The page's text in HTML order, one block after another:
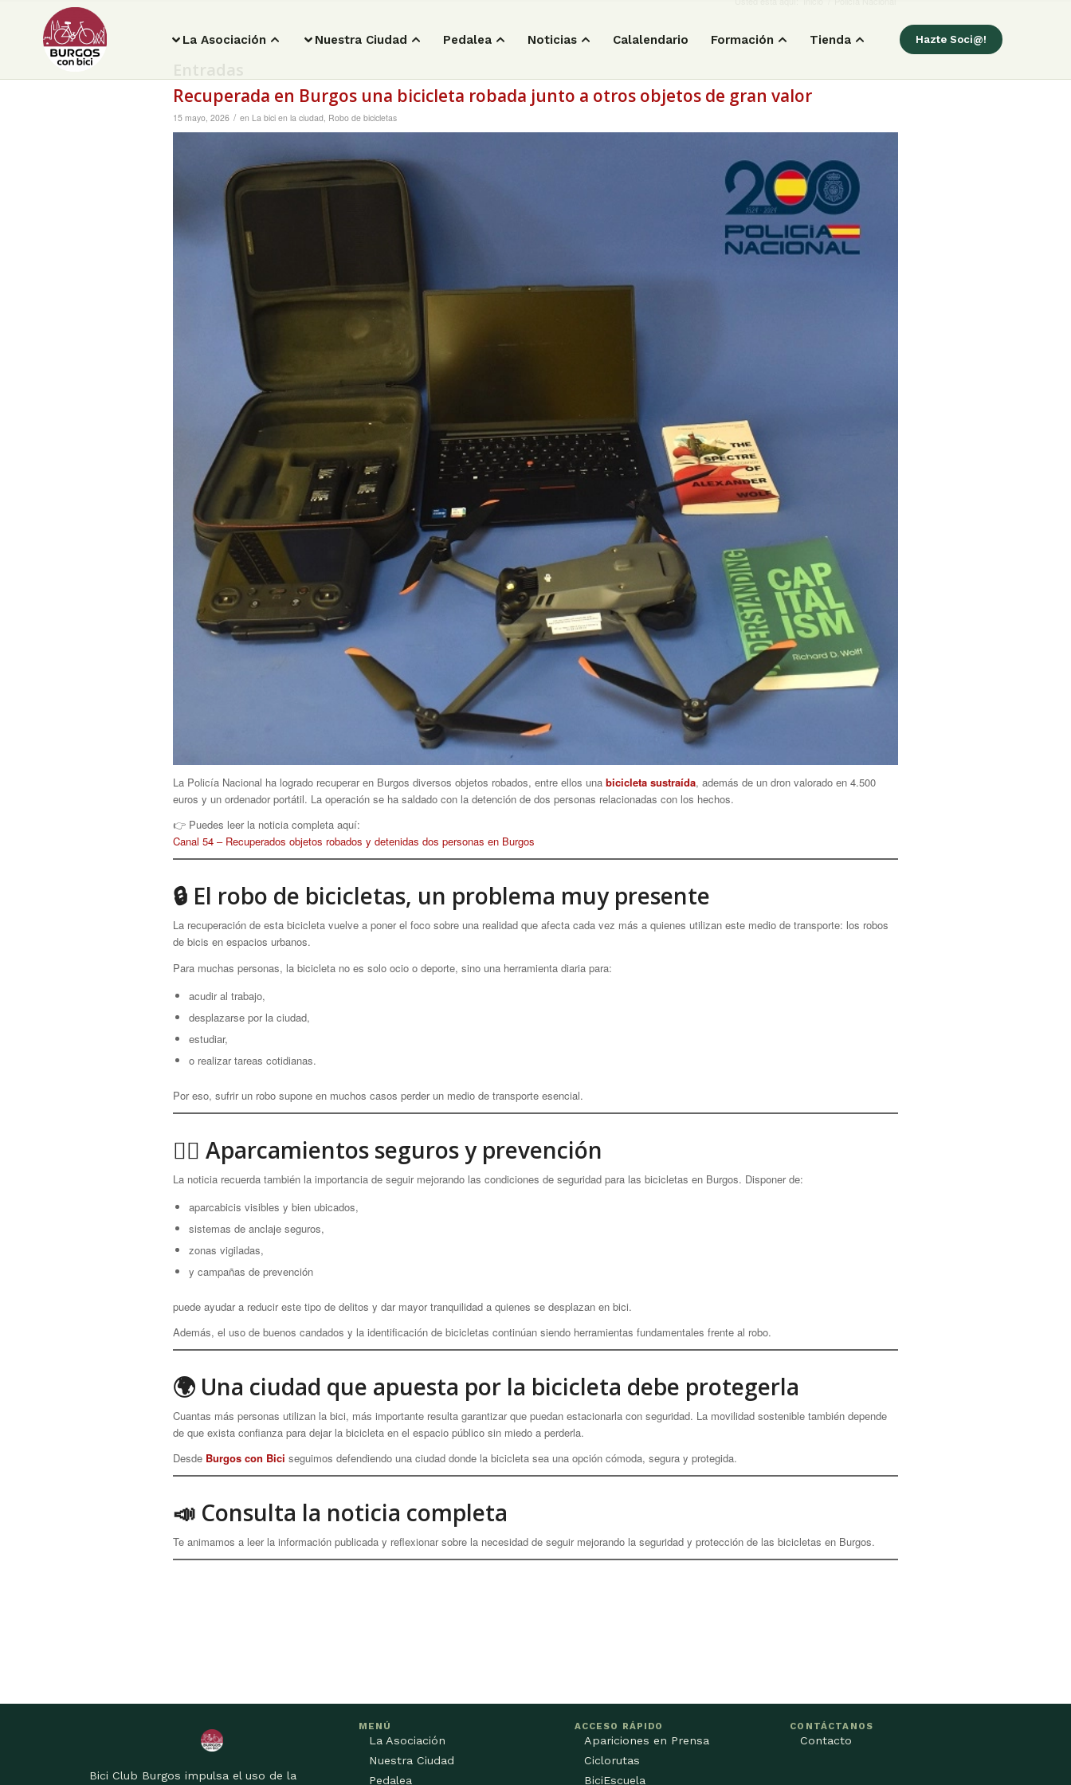
La Asociación Nuestra Ciudad Pedalea Noticias Calalendario Formación Tienda Hazte Soci@!
Recuperada en Burgos una bicicleta robada junto a otros objetos de gran valor
15 mayo, 2026 / en La bici en la ciudad, Robo de bicicletas
La Policía Nacional ha logrado recuperar en Burgos diversos objetos robados, entre ellos una bicicleta sustraída, además de un dron valorado en 4.500
euros y un ordenador portátil. La operación se ha saldado con la detención de dos personas relacionadas con los hechos.
👉 Puedes leer la noticia completa aquí:
Canal 54 – Recuperados objetos robados y detenidas dos personas en Burgos
🔒 El robo de bicicletas, un problema muy presente
La recuperación de esta bicicleta vuelve a poner el foco sobre una realidad que afecta cada vez más a quienes utilizan este medio de transporte: los robos
de bicis en espacios urbanos.
Para muchas personas, la bicicleta no es solo ocio o deporte, sino una herramienta diaria para:
acudir al trabajo,
desplazarse por la ciudad,
estudiar,
o realizar tareas cotidianas.
Por eso, sufrir un robo supone en muchos casos perder un medio de transporte esencial.
🚴‍♀️ Aparcamientos seguros y prevención
La noticia recuerda también la importancia de seguir mejorando las condiciones de seguridad para las bicicletas en Burgos. Disponer de:
aparcabicis visibles y bien ubicados,
sistemas de anclaje seguros,
zonas vigiladas,
y campañas de prevención
puede ayudar a reducir este tipo de delitos y dar mayor tranquilidad a quienes se desplazan en bici.
Además, el uso de buenos candados y la identificación de bicicletas continúan siendo herramientas fundamentales frente al robo.
🌍 Una ciudad que apuesta por la bicicleta debe protegerla
Cuantas más personas utilizan la bici, más importante resulta garantizar que puedan estacionarla con seguridad. La movilidad sostenible también depende
de que exista confianza para dejar la bicicleta en el espacio público sin miedo a perderla.
Desde Burgos con Bici seguimos defendiendo una ciudad donde la bicicleta sea una opción cómoda, segura y protegida.
📣 Consulta la noticia completa
Te animamos a leer la información publicada y reflexionar sobre la necesidad de seguir mejorando la seguridad y protección de las bicicletas en Burgos.
Bici Club Burgos impulsa el uso de la
MENÚ
La Asociación
Nuestra Ciudad
Pedalea
ACCESO RÁPIDO
Apariciones en Prensa
Ciclorutas
BiciEscuela
CONTÁCTANOS
Contacto